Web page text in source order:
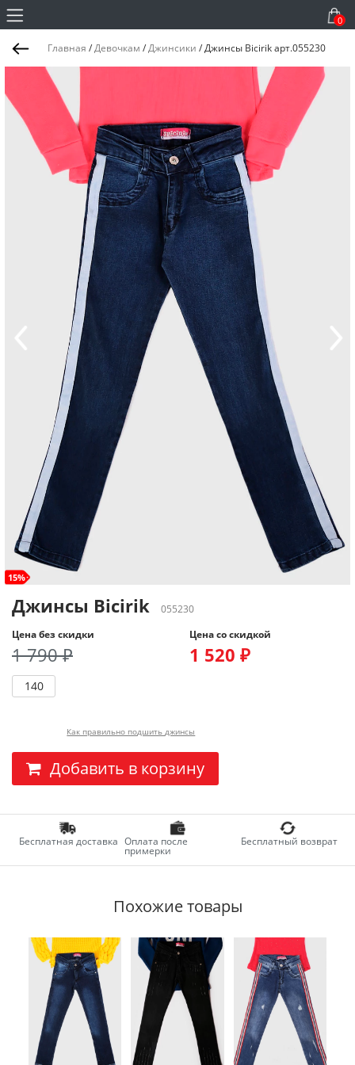
0
Главная /Девочкам /Джинсики /Джинсы Bicirik арт.055230
15%
Джинсы Bicirik
055230
Цена без скидки
1 790 ₽
Цена со скидкой
1 520 ₽
140
Как правильно подшить джинсы
Добавить в корзину
Бесплатная доставка Оплата после
примерки
Бесплатный возврат
Похожие товары